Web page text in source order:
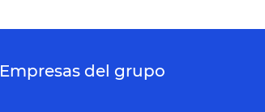
Empresas del grupo